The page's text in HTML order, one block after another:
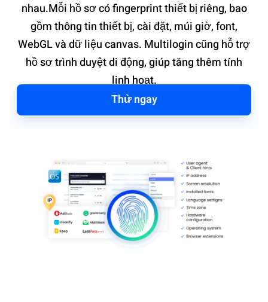
nhau.Mỗi hồ sơ có fingerprint thiết bị riêng, bao
gồm thông tin thiết bị, cài đặt, múi giờ, font,
WebGL và dữ liệu canvas. Multilogin cũng hỗ trợ
hồ sơ trình duyệt di động, giúp tăng thêm tính
linh hoạt.
Thử ngay